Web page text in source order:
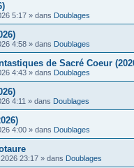
5:17 » dans Doublages
4:58 » dans Doublages
de Sacré Coeur
4:43 » dans Doublages
4:11 » dans Doublages
4:00 » dans Doublages
23:17 » dans Doublages